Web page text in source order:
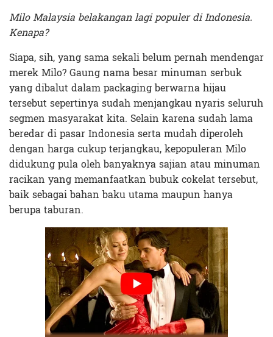
Milo Malaysia belakangan lagi populer di Indonesia.
Kenapa?
Siapa, sih, yang sama sekali belum pernah mendengar
merek Milo? Gaung nama besar minuman serbuk
yang dibalut dalam packaging berwarna hijau
tersebut sepertinya sudah menjangkau nyaris seluruh
segmen masyarakat kita. Selain karena sudah lama
beredar di pasar Indonesia serta mudah diperoleh
dengan harga cukup terjangkau, kepopuleran Milo
didukung pula oleh banyaknya sajian atau minuman
racikan yang memanfaatkan bubuk cokelat tersebut,
baik sebagai bahan baku utama maupun hanya
berupa taburan.